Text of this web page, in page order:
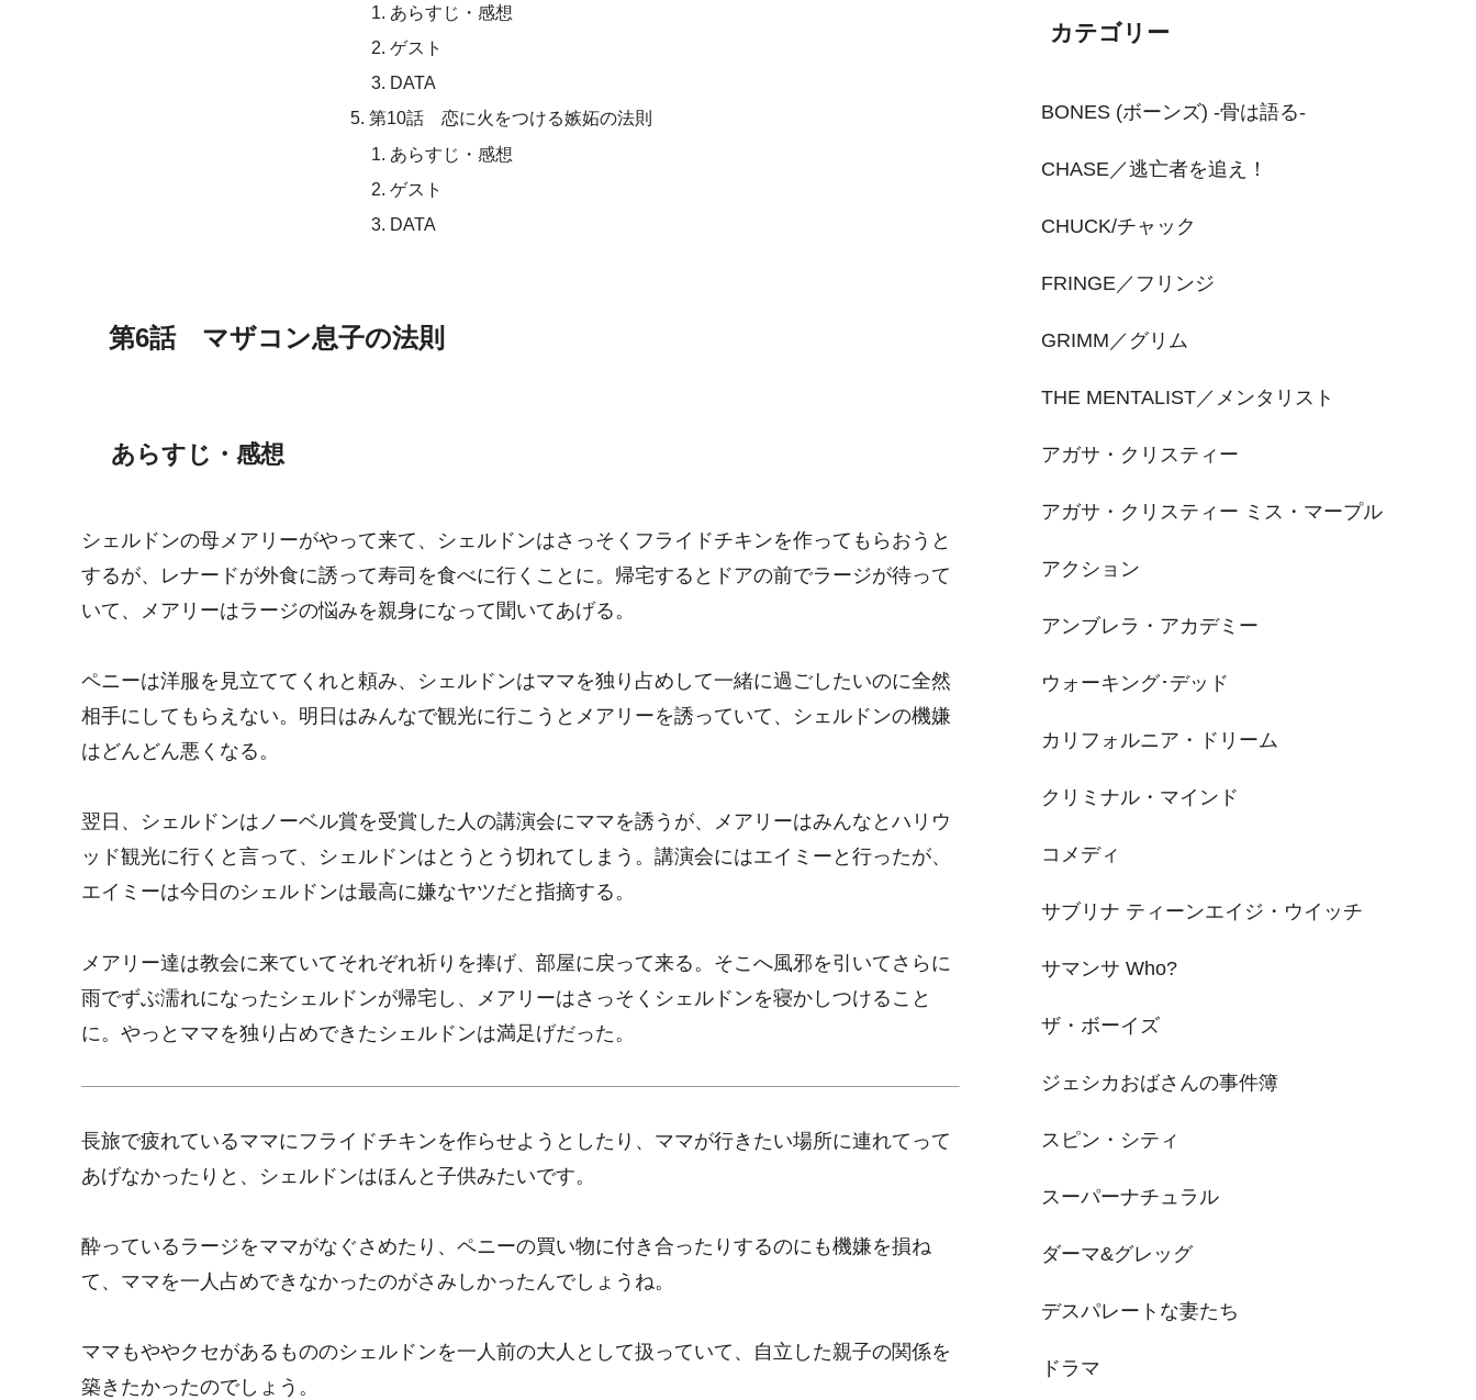
あらすじ・感想
ゲスト
DATA
第10話 恋に火をつける嫉妬の法則
あらすじ・感想
ゲスト
DATA
第6話 マザコン息子の法則
あらすじ・感想
シェルドンの母メアリーがやって来て、シェルドンはさっそくフライドチキンを作ってもらおうと
するが、レナードが外食に誘って寿司を食べに行くことに。帰宅するとドアの前でラージが待って
いて、メアリーはラージの悩みを親身になって聞いてあげる。
ペニーは洋服を見立ててくれと頼み、シェルドンはママを独り占めして一緒に過ごしたいのに全然
相手にしてもらえない。明日はみんなで観光に行こうとメアリーを誘っていて、シェルドンの機嫌
はどんどん悪くなる。
翌日、シェルドンはノーベル賞を受賞した人の講演会にママを誘うが、メアリーはみんなとハリウ
ッド観光に行くと言って、シェルドンはとうとう切れてしまう。講演会にはエイミーと行ったが、
エイミーは今日のシェルドンは最高に嫌なヤツだと指摘する。
メアリー達は教会に来ていてそれぞれ祈りを捧げ、部屋に戻って来る。そこへ風邪を引いてさらに
雨でずぶ濡れになったシェルドンが帰宅し、メアリーはさっそくシェルドンを寝かしつけること
に。やっとママを独り占めできたシェルドンは満足げだった。
長旅で疲れているママにフライドチキンを作らせようとしたり、ママが行きたい場所に連れてって
あげなかったりと、シェルドンはほんと子供みたいです。
酔っているラージをママがなぐさめたり、ペニーの買い物に付き合ったりするのにも機嫌を損ね
て、ママを一人占めできなかったのがさみしかったんでしょうね。
ママもややクセがあるもののシェルドンを一人前の大人として扱っていて、自立した親子の関係を
築きたかったのでしょう。
カテゴリー
BONES (ボーンズ) -骨は語る-
CHASE／逃亡者を追え！
CHUCK/チャック
FRINGE／フリンジ
GRIMM／グリム
THE MENTALIST／メンタリスト
アガサ・クリスティー
アガサ・クリスティー ミス・マープル
アクション
アンブレラ・アカデミー
ウォーキング･デッド
カリフォルニア・ドリーム
クリミナル・マインド
コメディ
サブリナ ティーンエイジ・ウイッチ
サマンサ Who?
ザ・ボーイズ
ジェシカおばさんの事件簿
スピン・シティ
スーパーナチュラル
ダーマ&グレッグ
デスパレートな妻たち
ドラマ